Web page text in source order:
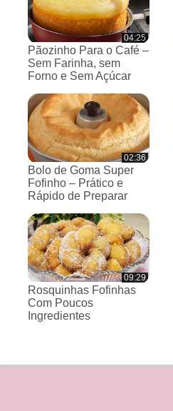
04:25
Pãozinho Para o Café –
Sem Farinha, sem
Forno e Sem Açúcar
02:36
Bolo de Goma Super
Fofinho – Prático e
Rápido de Preparar
09:29
Rosquinhas Fofinhas
Com Poucos
Ingredientes